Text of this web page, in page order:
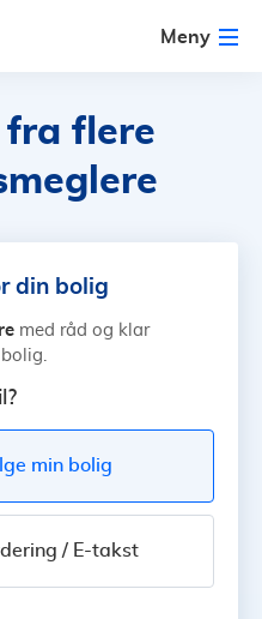
Meny
fra flere
din bolig
med råd og klar
min bolig
/ E-takst